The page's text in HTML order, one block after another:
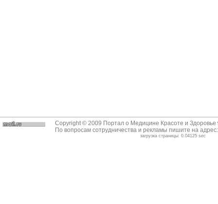
Copyright © 2009 Портал о Медицине Красоте и Здоровье
По вопросам сотрудничества и рекламы пишите на
загрузка страницы: 0.04125 sec